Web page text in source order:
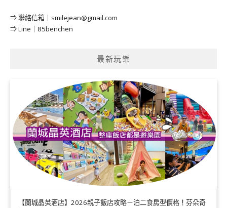
⇒ 聯絡信箱｜ smilejean@gmail.com
⇒ Line｜85benchen
最新玩樂
【蘭城晶英酒店】2026親子飯店攻略ㄧ泊二食房型價格！芬朵奇